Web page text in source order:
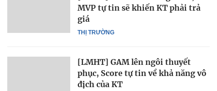
THỊ TRƯỜNG
MVP tự tin sẽ khiến KT phải trả
giá
[LMHT] GAM lên ngôi thuyết
phục, Score tự tin về khả năng vô
địch của KT